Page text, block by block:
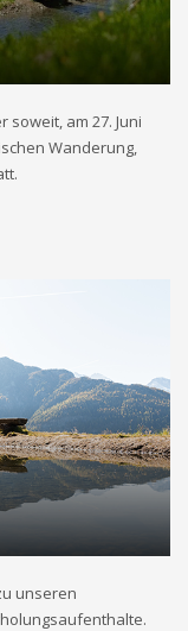
am 27. Juni
Wanderung,
unseren